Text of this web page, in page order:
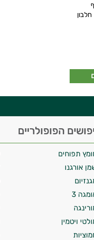
גרם חלבון
הפופולריים
תפוחים
אורגנו
3
ויטמין